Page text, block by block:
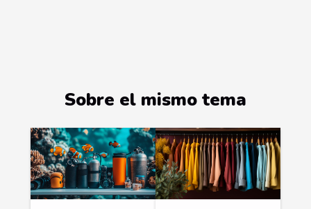
Sobre el mismo tema